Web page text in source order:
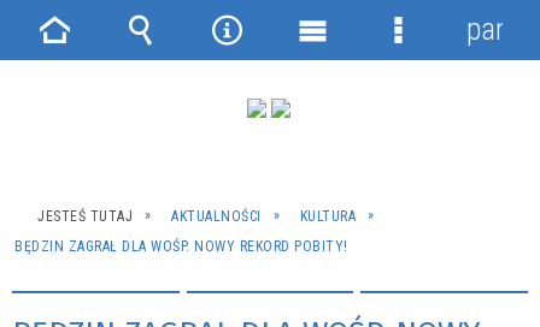
JESTEŚ TUTAJ AKTUALNOŚCI
KULTURA
BĘDZIN ZAGRAŁ DLA WOŚP. NOWY REKORD POBITY!
Strona Wyszukiwarka
NarzędziaMenu
Menu
panel